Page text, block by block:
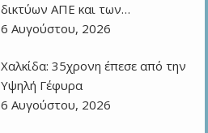
δικτύων ΑΠΕ και των…
6 Αυγούστου, 2026
Χαλκίδα: 35χρονη έπεσε από την
Υψηλή Γέφυρα
6 Αυγούστου, 2026